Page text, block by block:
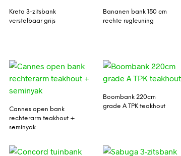
Kreta 3-zitsbank
verstelbaar grijs
Bananen bank 150 cm
rechte rugleuning
Cannes open bank
rechterarm teakhout +
seminyak
Boombank 220cm
grade A TPK teakhout